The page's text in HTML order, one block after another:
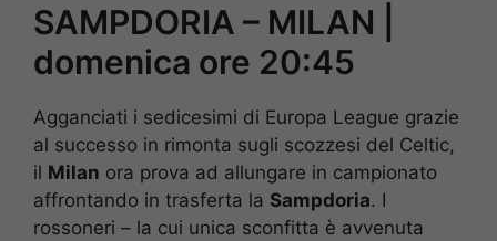
SAMPDORIA – MILAN |
domenica ore 20:45
Agganciati i sedicesimi di Europa League grazie
al successo in rimonta sugli scozzesi del Celtic,
il Milan ora prova ad allungare in campionato
affrontando in trasferta la Sampdoria. I
rossoneri – la cui unica sconfitta è avvenuta